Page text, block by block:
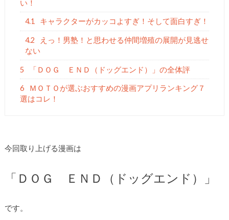
い！
4.1 キャラクターがカッコよすぎ！そして面白すぎ！
4.2
えっ！男塾！と思わせる仲間増殖の展開が見逃せ
ない
5 「ＤＯＧ ＥＮＤ（ドッグエンド）」の全体評
6
ＭＯＴＯが選ぶおすすめの漫画アプリランキング７
選はコレ！
今回取り上げる漫画は
「ＤＯＧ ＥＮＤ（ドッグエンド）」
です。